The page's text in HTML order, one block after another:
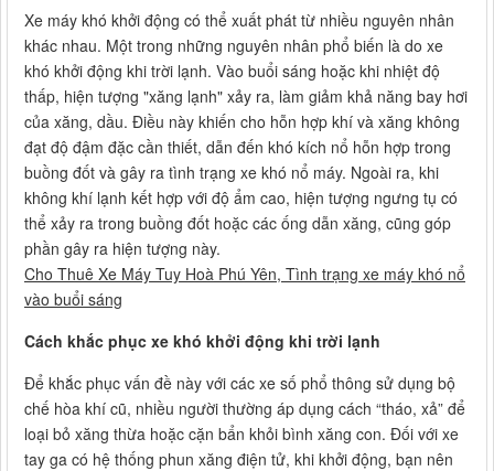
Xe máy khó khởi động có thể xuất phát từ nhiều nguyên nhân
khác nhau. Một trong những nguyên nhân phổ biến là do xe
khó khởi động khi trời lạnh. Vào buổi sáng hoặc khi nhiệt độ
thấp, hiện tượng "xăng lạnh" xảy ra, làm giảm khả năng bay hơi
của xăng, dầu. Điều này khiến cho hỗn hợp khí và xăng không
đạt độ đậm đặc cần thiết, dẫn đến khó kích nổ hỗn hợp trong
buồng đốt và gây ra tình trạng xe khó nổ máy. Ngoài ra, khi
không khí lạnh kết hợp với độ ẩm cao, hiện tượng ngưng tụ có
thể xảy ra trong buồng đốt hoặc các ống dẫn xăng, cũng góp
phần gây ra hiện tượng này.
Cho Thuê Xe Máy Tuy Hoà Phú Yên, Tình trạng xe máy khó nổ
vào buổi sáng
Cách khắc phục xe khó khởi động khi trời lạnh
Để khắc phục vấn đề này với các xe số phổ thông sử dụng bộ
chế hòa khí cũ, nhiều người thường áp dụng cách “tháo, xả” để
loại bỏ xăng thừa hoặc cặn bẩn khỏi bình xăng con. Đối với xe
tay ga có hệ thống phun xăng điện tử, khi khởi động, bạn nên